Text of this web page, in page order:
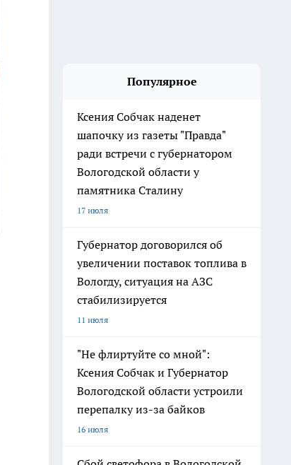
Популярное
Ксения Собчак наденет
шапочку из газеты "Правда"
ради встречи с губернатором
Вологодской области у
памятника Сталину
17 июля
Губернатор договорился об
увеличении поставок топлива в
Вологду, ситуация на АЗС
стабилизируется
11 июля
"Не флиртуйте со мной":
Ксения Собчак и Губернатор
Вологодской области устроили
перепалку из-за байков
16 июля